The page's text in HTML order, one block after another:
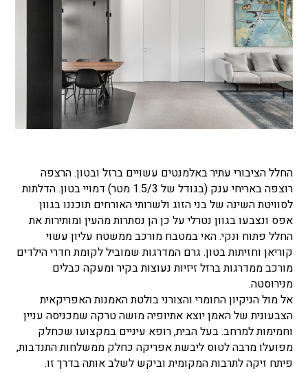
החלל הציבורי עתיר באלמנטים עשויים ברזל ובטון. הרצפה
רוצפה באריחי ענק (בגודל של 1.5/3 מטר) דמויי בטון. הדלתות
לסוויטת השינה של בני הזוג ולשרותי האורחים תוכננו בגוון
אפס ונצבעו בגוון נטרלי על כן הן נסתרות מהעין ומותירות את
החלל פתוח ונקי. האי במטבח מורכב ממשטח עליון עשוי
קוריאן וחזיתות בטון. גרם המדרגות שמוביל לקומת חדרי הילדים
מורכב ממדרגות ברזל זיזיות נעוצות בקיר ומעקה כבלים
מנירוסטה.
אל מול הניקיון החומרי והצורני בולטת האמנות האפריקאית
הצבעונית של האמן יוצא אתיופיה מושה טרקה שמכניסה עניין
וחמימות למרחב. בעל הבית, רופא עיניים במקצועו שכחלק
מפועלו מרבה לטוס ליבשת אפריקה כחלק ממשלחות התנדבות,
פיתח זיקה לתרבות המקומית וביקש לשלב אותה בדרך זו.